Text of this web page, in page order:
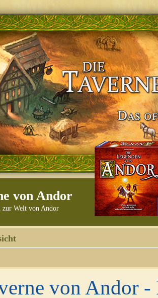
von Andor
Welt von Andor
von Andor -